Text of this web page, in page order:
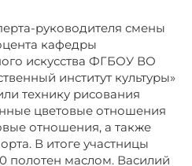
руководителя смены
кафедры
искусства ФГБОУ ВО
институт культуры»
технику рисования
цветовые отношения
отношения, а также
В итоге участницы
полотен маслом. Василий